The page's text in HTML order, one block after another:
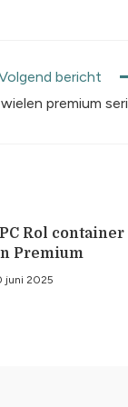
bericht
premium
Rol container
Premium
juni 2025